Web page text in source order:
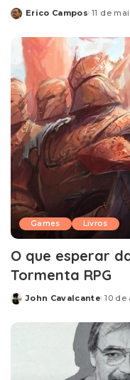
Posted
Erico Campos 11 de
Games Livros
O que esperar
Tormenta RPG
Posted
John Cavalcante 10 de